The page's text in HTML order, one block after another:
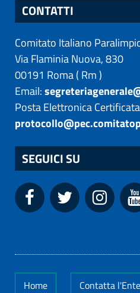
CONTATTI
Comitato Italiano
Via Flaminia Nuova, 830
00191 Roma( Rm)
Email:
Posta Elettronica
SEGUICI SU
Home Contatta l'Ente